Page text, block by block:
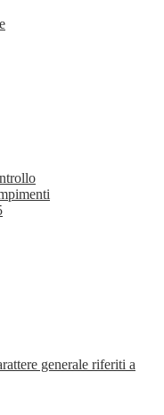
generale riferiti a